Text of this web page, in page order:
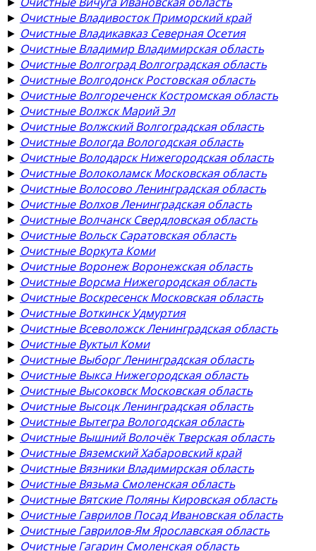
► Очистные Владивосток Приморский край
► Очистные Владикавказ Северная Осетия
► Очистные Владимир Владимирская область
► Очистные Волгоград Волгоградская область
► Очистные Волгодонск Ростовская область
► Очистные Волгореченск Костромская область
► Очистные Волжск Марий Эл
► Очистные Волжский Волгоградская область
► Очистные Вологда Вологодская область
► Очистные Володарск Нижегородская область
► Очистные Волоколамск Московская область
► Очистные Волосово Ленинградская область
► Очистные Волхов Ленинградская область
► Очистные Волчанск Свердловская область
► Очистные Вольск Саратовская область
► Очистные Воркута Коми
► Очистные Воронеж Воронежская область
► Очистные Ворсма Нижегородская область
► Очистные Воскресенск Московская область
► Очистные Воткинск Удмуртия
► Очистные Всеволожск Ленинградская область
► Очистные Вуктыл Коми
► Очистные Выборг Ленинградская область
► Очистные Выкса Нижегородская область
► Очистные Высоковск Московская область
► Очистные Высоцк Ленинградская область
► Очистные Вытегра Вологодская область
► Очистные Вышний Волочёк Тверская область
► Очистные Вяземский Хабаровский край
► Очистные Вязники Владимирская область
► Очистные Вязьма Смоленская область
► Очистные Вятские Поляны Кировская область
► Очистные Гаврилов Посад Ивановская область
► Очистные Гаврилов-Ям Ярославская область
► Очистные Гагарин Смоленская область